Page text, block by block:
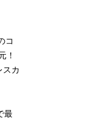
コ
！
スカ
最